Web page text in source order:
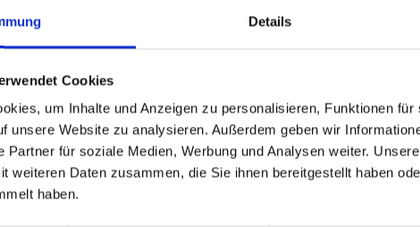
Details
Cookies
um Inhalte und Anzeigen zu personalisieren, Funktionen
unsere Website zu analysieren. Außerdem geben wir
Partner für soziale Medien, Werbung und Analysen weiter.
weiteren Daten zusammen, die Sie ihnen bereitgestellt haben
haben.